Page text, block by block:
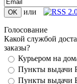
или
Голосование
Какой службой
заказы?
Курьером на
Пункты выдачи
Пункты выдачи